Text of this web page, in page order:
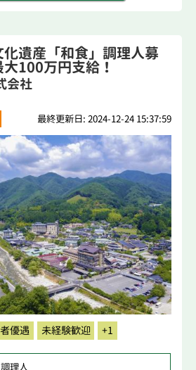
遺産「和食」調理人募
100万円支給！
会社
最終更新日: 2024-12-24 15:37:59
優遇 未経験歓迎 +1
調理人